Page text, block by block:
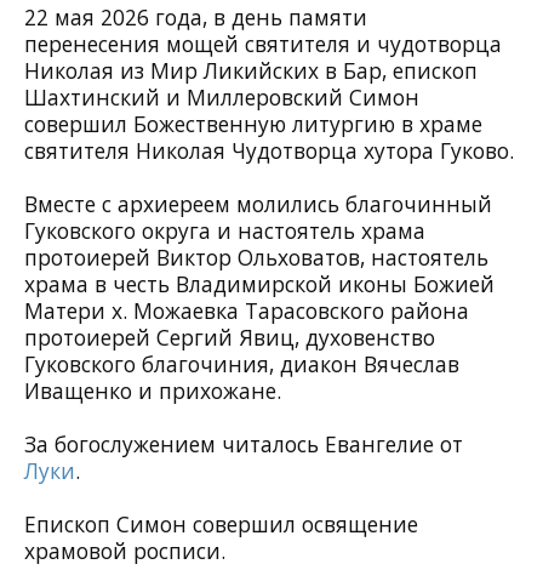
22 мая 2026 года, в день памяти
перенесения мощей святителя и чудотворца
Николая из Мир Ликийских в Бар, епископ
Шахтинский и Миллеровский Симон
совершил Божественную литургию в храме
святителя Николая Чудотворца хутора Гуково.
Вместе с архиереем молились благочинный
Гуковского округа и настоятель храма
протоиерей Виктор Ольховатов, настоятель
храма в честь Владимирской иконы Божией
Матери х. Можаевка Тарасовского района
протоиерей Сергий Явиц, духовенство
Гуковского благочиния, диакон Вячеслав
Иващенко и прихожане.
За богослужением читалось Евангелие от
Луки.
Епископ Симон совершил освящение
храмовой росписи.